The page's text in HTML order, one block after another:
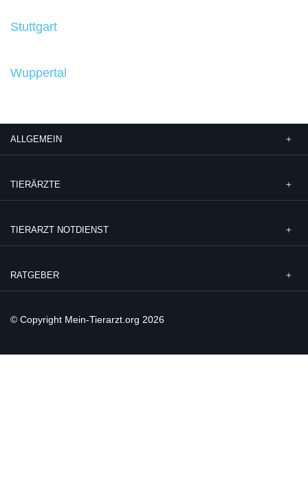
Stuttgart
Wuppertal
ALLGEMEIN
TIERÄRZTE
TIERARZT NOTDIENST
RATGEBER
© Copyright Mein-Tierarzt.org 2026